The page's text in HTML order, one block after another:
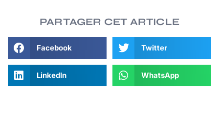
PARTAGER CET ARTICLE
Facebook Twitter
LinkedIn WhatsApp